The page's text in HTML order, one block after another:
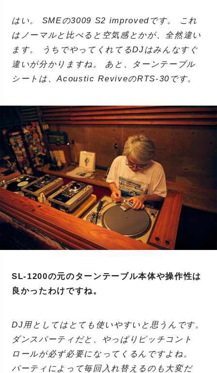
はい。 SMEの3009 S2 improvedです。 これ
はノーマルと比べると空気感とかが、全然違い
ます。 うちでやってくれてるDJはみんなすぐ
違いが分かりますね。 あと、ターンテーブル
シートは、Acoustic ReviveのRTS-30です。
SL-1200の元のターンテーブル本体や操作性は
良かったわけですね。
DJ用としてはとても使いやすいと思うんです。
ダンスパーティだと、やっぱりピッチコント
ロールが必ず必要になってくるんですよね。
パーティによって毎回入れ替えるのも大変だ